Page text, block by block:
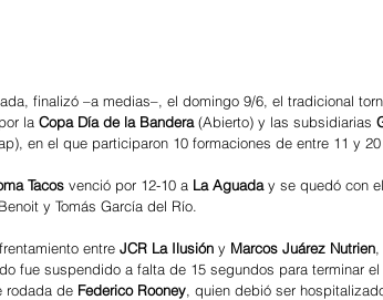
finalizó –a medias–, el domingo 9/6, el tradicional
la Copa Día de la Bandera (Abierto) y las subsidiarias
en el que participaron 10 formaciones de entre 11 y
Tacos venció por 12-10 a La Aguada y se quedó con
y Tomás García del Río.
entre JCR La Ilusión y Marcos Juárez Nutrien,
fue suspendido a falta de 15 segundos para terminar
rodada de Federico Rooney, quien debió ser